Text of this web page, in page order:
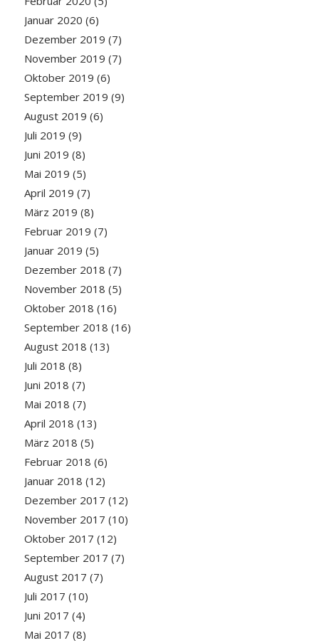
Januar 2020 (6)
Dezember 2019 (7)
November 2019 (7)
Oktober 2019 (6)
September 2019 (9)
August 2019 (6)
Juli 2019 (9)
Juni 2019 (8)
Mai 2019 (5)
April 2019 (7)
März 2019 (8)
Februar 2019 (7)
Januar 2019 (5)
Dezember 2018 (7)
November 2018 (5)
Oktober 2018 (16)
September 2018 (16)
August 2018 (13)
Juli 2018 (8)
Juni 2018 (7)
Mai 2018 (7)
April 2018 (13)
März 2018 (5)
Februar 2018 (6)
Januar 2018 (12)
Dezember 2017 (12)
November 2017 (10)
Oktober 2017 (12)
September 2017 (7)
August 2017 (7)
Juli 2017 (10)
Juni 2017 (4)
Mai 2017 (8)